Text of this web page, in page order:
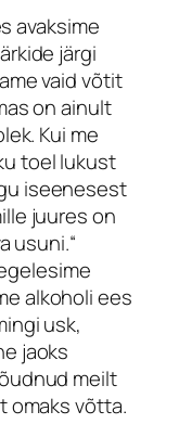
avaksime
järgi
vaid võtit
on ainult
Kui me
toel lukust
iseenesest
juures on
usuni.“
alkoholi ees
usk,
jaoks
meilt
omaks võtta.